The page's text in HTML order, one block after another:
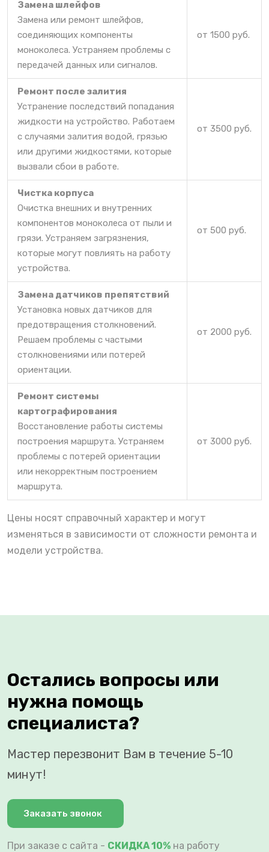
Замена шлейфов
Замена или ремонт шлейфов,
соединяющих компоненты
моноколеса. Устраняем проблемы с
передачей данных или сигналов.
от 1500 руб.
Ремонт после залития
Устранение последствий попадания
жидкости на устройство. Работаем
с случаями залития водой, грязью
или другими жидкостями, которые
вызвали сбои в работе.
от 3500 руб.
Чистка корпуса
Очистка внешних и внутренних
компонентов моноколеса от пыли и
грязи. Устраняем загрязнения,
которые могут повлиять на работу
устройства.
от 500 руб.
Замена датчиков препятствий
Установка новых датчиков для
предотвращения столкновений.
Решаем проблемы с частыми
столкновениями или потерей
ориентации.
от 2000 руб.
Ремонт системы
картографирования
Восстановление работы системы
построения маршрута. Устраняем
проблемы с потерей ориентации
или некорректным построением
маршрута.
от 3000 руб.
Цены носят справочный характер и могут
изменяться в зависимости от сложности ремонта и
модели устройства.
Остались вопросы или
нужна помощь
специалиста?
Мастер перезвонит Вам в течение 5-10
минут!
Заказать звонок
При заказе с сайта - СКИДКА 10% на работу